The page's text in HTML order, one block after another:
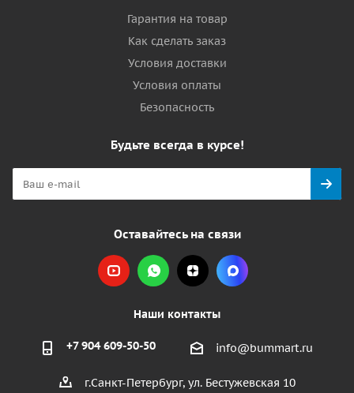
Гарантия на товар
Как сделать заказ
Условия доставки
Условия оплаты
Безопасность
Будьте всегда в курсе!
Оставайтесь на связи
Наши контакты
+7 904 609-50-50 info@bummart.ru
г.Санкт-Петербург, ул. Бестужевская 10